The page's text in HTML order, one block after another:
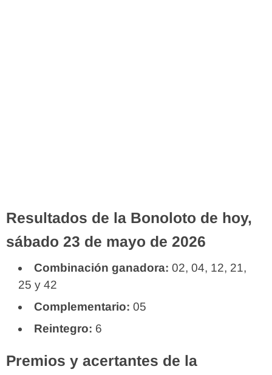
Resultados de la Bonoloto de hoy,
sábado 23 de mayo de 2026
Combinación ganadora: 02, 04, 12, 21,
25 y 42
Complementario: 05
Reintegro: 6
Premios y acertantes de la